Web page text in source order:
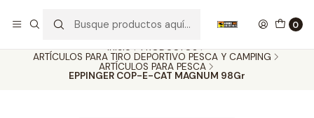
0
Inicio
PRODUCTOS
ARTÍCULOS PARA TIRO DEPORTIVO PESCA Y CAMPING
ARTÍCULOS PARA PESCA
EPPINGER COP-E-CAT MAGNUM 98Gr